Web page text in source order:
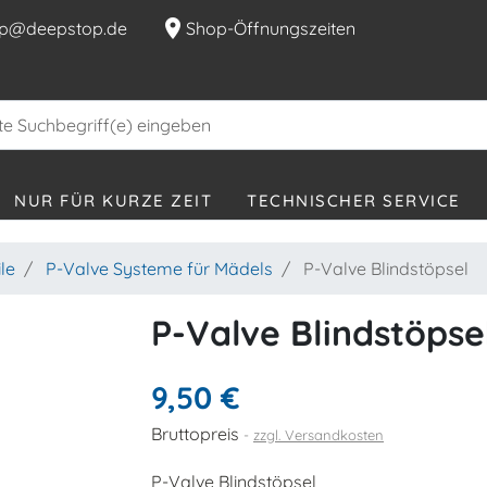
location_on Shop-Öffnungszeiten
NUR FÜR KURZE ZEIT TECHNISCHER SERVICE
P-Valve Systeme für Mädels P-Valve Blindstöpsel
P-Valve
9,50 €
Bruttopreis zzgl. Versandkosten
P-Valve Blindstöpsel